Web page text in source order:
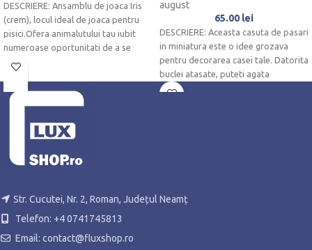
DESCRIERE: Ansamblu de joaca Iris
(crem), locul ideal de joaca pentru
pisici.Ofera animalutului tau iubit
numeroase oportunitati de a se
august
65.00 lei
DESCRIERE: Aceasta casuta de pasari
in miniatura este o idee grozava
pentru decorarea casei tale. Datorita
buclei atasate, puteti agata
Str. Cucutei, Nr. 2, Roman, Județul Neamț
Telefon: +4 0741745813
Email: contact@fluxshop.ro